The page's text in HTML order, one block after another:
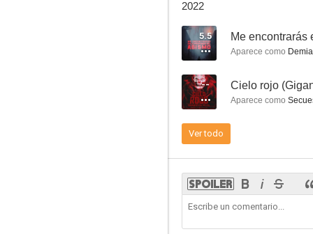
Último recurso
--
2022
5.5
Aparece como
-- Cielo rojo
Aparece como
Ver todo